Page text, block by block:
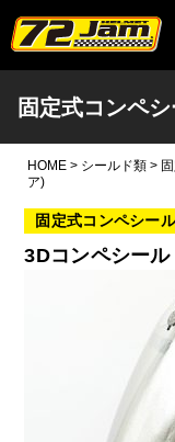
本文へ
固定式コンペ
HOME > シールド類 >
ア)
固定式コンペシー
3Dコンペシー